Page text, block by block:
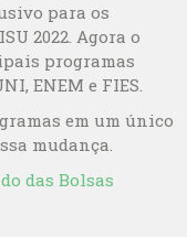
para os
2022. Agora o
programas
ENEM e FIES.
em um único
mudança.
das Bolsas